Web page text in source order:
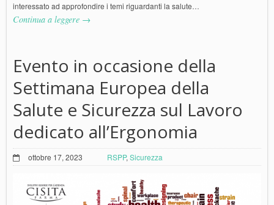
interessato ad approfondire i temi riguardanti la salute…
Continua a leggere →
Evento in occasione della
Settimana Europea della
Salute e Sicurezza sul Lavoro
dedicato all’Ergonomia
ottobre 17, 2023 RSPP, Sicurezza